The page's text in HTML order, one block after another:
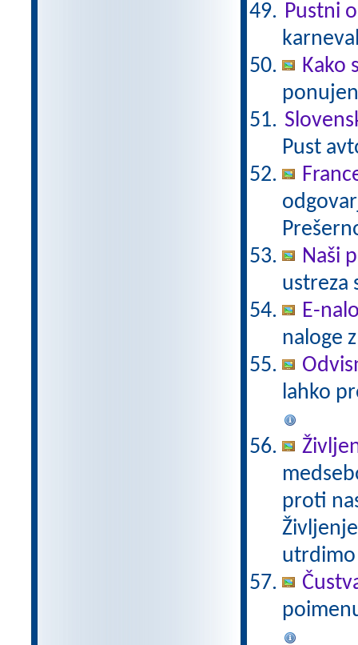
Pustni
Kako
Pust
Naši
ustreza
E-
naloge
lahko
proti
utrdimo